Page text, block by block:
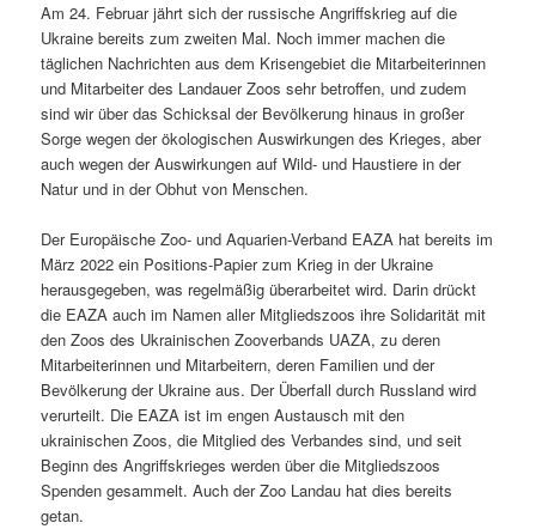
Am 24. Februar jährt sich der russische Angriffskrieg auf die
Ukraine bereits zum zweiten Mal. Noch immer machen die
täglichen Nachrichten aus dem Krisengebiet die Mitarbeiterinnen
und Mitarbeiter des Landauer Zoos sehr betroffen, und zudem
sind wir über das Schicksal der Bevölkerung hinaus in großer
Sorge wegen der ökologischen Auswirkungen des Krieges, aber
auch wegen der Auswirkungen auf Wild- und Haustiere in der
Natur und in der Obhut von Menschen.
Der Europäische Zoo- und Aquarien-Verband EAZA hat bereits im
März 2022 ein Positions-Papier zum Krieg in der Ukraine
herausgegeben, was regelmäßig überarbeitet wird. Darin drückt
die EAZA auch im Namen aller Mitgliedszoos ihre Solidarität mit
den Zoos des Ukrainischen Zooverbands UAZA, zu deren
Mitarbeiterinnen und Mitarbeitern, deren Familien und der
Bevölkerung der Ukraine aus. Der Überfall durch Russland wird
verurteilt. Die EAZA ist im engen Austausch mit den
ukrainischen Zoos, die Mitglied des Verbandes sind, und seit
Beginn des Angriffskrieges werden über die Mitgliedszoos
Spenden gesammelt. Auch der Zoo Landau hat dies bereits
getan.